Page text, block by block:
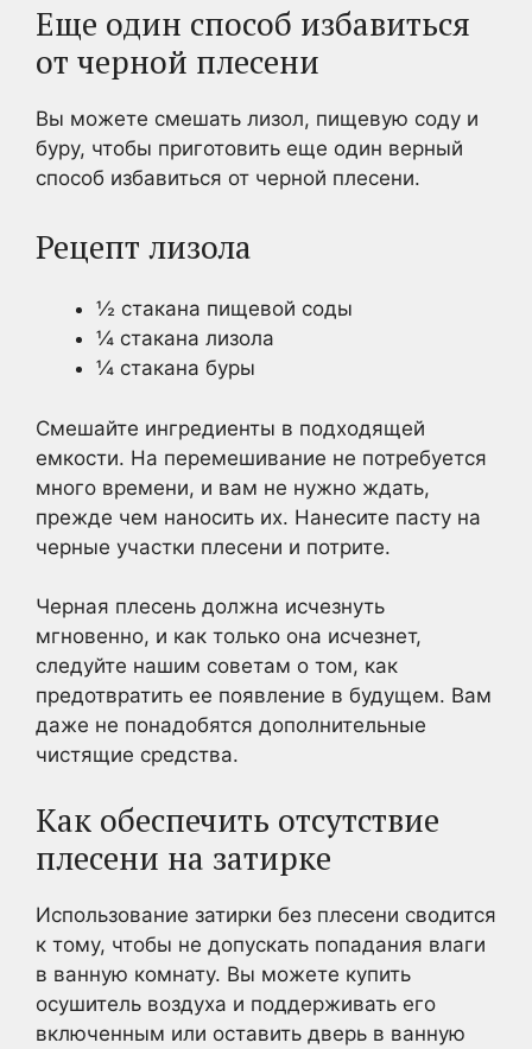
Еще один способ избавиться
от черной плесени
Вы можете смешать лизол, пищевую соду и
буру, чтобы приготовить еще один верный
способ избавиться от черной плесени.
Рецепт лизола
½ стакана пищевой соды
¼ стакана лизола
¼ стакана буры
Смешайте ингредиенты в подходящей
емкости. На перемешивание не потребуется
много времени, и вам не нужно ждать,
прежде чем наносить их. Нанесите пасту на
черные участки плесени и потрите.
Черная плесень должна исчезнуть
мгновенно, и как только она исчезнет,
следуйте нашим советам о том, как
предотвратить ее появление в будущем. Вам
даже не понадобятся дополнительные
чистящие средства.
Как обеспечить отсутствие
плесени на затирке
Использование затирки без плесени сводится
к тому, чтобы не допускать попадания влаги
в ванную комнату. Вы можете купить
осушитель воздуха и поддерживать его
включенным или оставить дверь в ванную